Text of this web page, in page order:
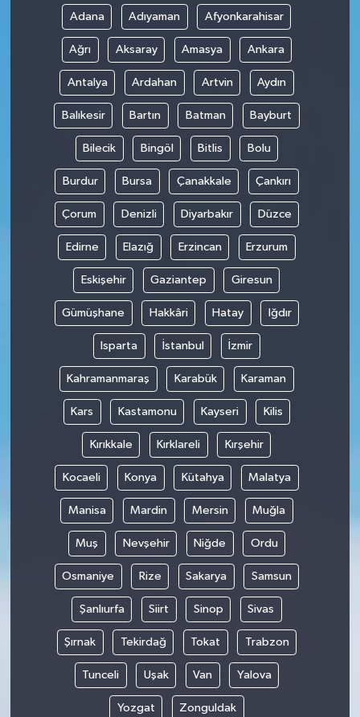
Adana Adıyaman Afyonkarahisar
Ağrı Aksaray Amasya Ankara
Antalya Ardahan Artvin Aydın
Balıkesir Bartın Batman Bayburt
Bilecik Bingöl Bitlis Bolu
Burdur Bursa Çanakkale Çankırı
Çorum Denizli Diyarbakır Düzce
Edirne Elazığ Erzincan Erzurum
Eskişehir Gaziantep Giresun
Gümüşhane Hakkâri Hatay Iğdır
Isparta İstanbul İzmir
Kahramanmaraş Karabük Karaman
Kars Kastamonu Kayseri Kilis
Kırıkkale Kırklareli Kırşehir
Kocaeli Konya Kütahya Malatya
Manisa Mardin Mersin Muğla
Muş Nevşehir Niğde Ordu
Osmaniye Rize Sakarya Samsun
Şanlıurfa Siirt Sinop Sivas
Şırnak Tekirdağ Tokat Trabzon
Tunceli Uşak Van Yalova
Yozgat Zonguldak